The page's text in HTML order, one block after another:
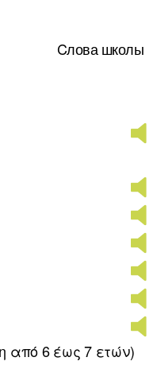
Cлова школы
από 6 έως 7 ετών)